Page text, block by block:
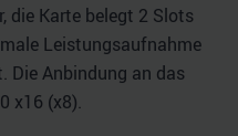
die Karte belegt 2 Slots
Leistungsaufnahme
Die Anbindung an das
x16 (x8).